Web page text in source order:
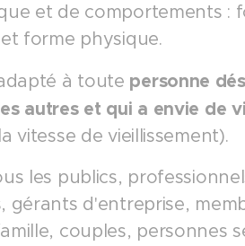
et de comportements :
forme physique.
à toute personne
autres et qui a envie de
vitesse de vieillissement).
les publics,
gérants d'entreprise,
couples, personnes